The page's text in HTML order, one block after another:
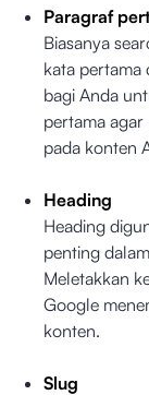
Paragraf
Biasanya
kata pertama
bagi Anda
pertama agar
pada konten
Heading
Heading
penting
Meletakkan
Google
konten.
Slug